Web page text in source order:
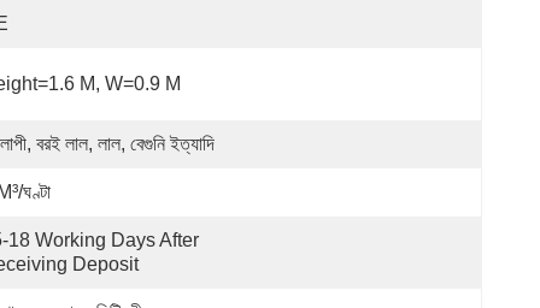
M, W=0.9 M
বরই লাল, লাল, বেগুনি ইত্যাদি
ঘণ্টা
18 Working Days After
Deposit